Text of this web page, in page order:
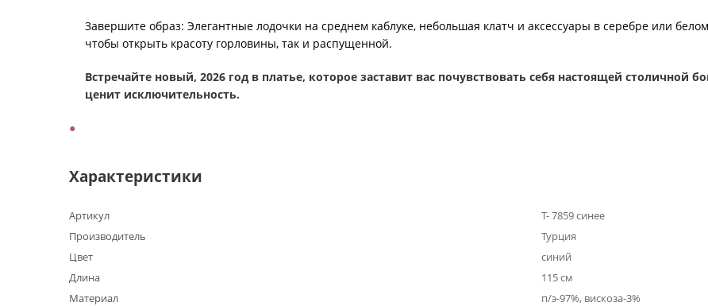
Завершите образ: Элегантные лодочки на среднем каблуке, небольшая клатч и аксессуары в серебре или
чтобы открыть красоту горловины, так и распущенной.
Встречайте новый, 2026 год в платье, которое заставит вас почувствовать себя настоящей столичной
ценит исключительность.
Характеристики
Артикул
Т- 7859 синее
Производитель
Турция
Цвет
синий
Длина
115 см
Материал
п/э-97%, вискоза-3%